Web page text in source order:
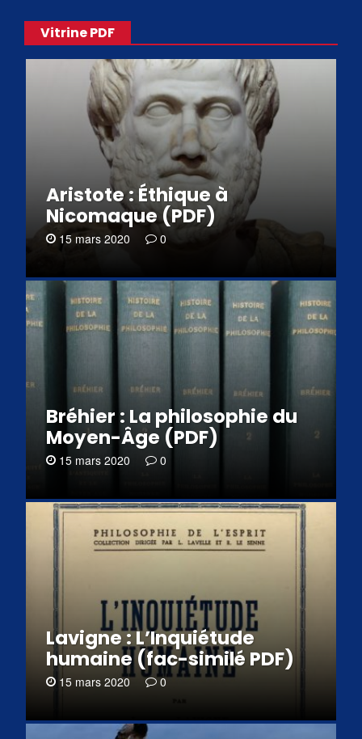
Vitrine PDF
Aristote : Éthique à
Nicomaque (PDF)
15 mars 2020 0
Bréhier : La philosophie du
Moyen-Âge (PDF)
15 mars 2020 0
Lavigne : L’Inquiétude
humaine (fac-similé PDF)
15 mars 2020 0